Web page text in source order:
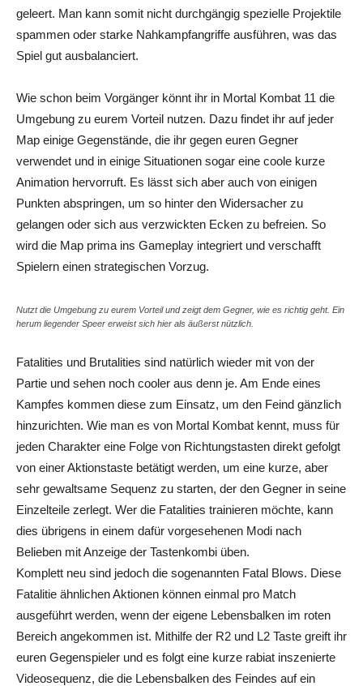
geleert. Man kann somit nicht durchgängig spezielle Projektile
spammen oder starke Nahkampfangriffe ausführen, was das
Spiel gut ausbalanciert.
Wie schon beim Vorgänger könnt ihr in Mortal Kombat 11 die
Umgebung zu eurem Vorteil nutzen. Dazu findet ihr auf jeder
Map einige Gegenstände, die ihr gegen euren Gegner
verwendet und in einige Situationen sogar eine coole kurze
Animation hervorruft. Es lässt sich aber auch von einigen
Punkten abspringen, um so hinter den Widersacher zu
gelangen oder sich aus verzwickten Ecken zu befreien. So
wird die Map prima ins Gameplay integriert und verschafft
Spielern einen strategischen Vorzug.
Nutzt die Umgebung zu eurem Vorteil und zeigt dem Gegner, wie es richtig geht. Ein
herum liegender Speer erweist sich hier als äußerst nützlich.
Fatalities und Brutalities sind natürlich wieder mit von der
Partie und sehen noch cooler aus denn je. Am Ende eines
Kampfes kommen diese zum Einsatz, um den Feind gänzlich
hinzurichten. Wie man es von Mortal Kombat kennt, muss für
jeden Charakter eine Folge von Richtungstasten direkt gefolgt
von einer Aktionstaste betätigt werden, um eine kurze, aber
sehr gewaltsame Sequenz zu starten, der den Gegner in seine
Einzelteile zerlegt. Wer die Fatalities trainieren möchte, kann
dies übrigens in einem dafür vorgesehenen Modi nach
Belieben mit Anzeige der Tastenkombi üben.
Komplett neu sind jedoch die sogenannten Fatal Blows. Diese
Fatalitie ähnlichen Aktionen können einmal pro Match
ausgeführt werden, wenn der eigene Lebensbalken im roten
Bereich angekommen ist. Mithilfe der R2 und L2 Taste greift ihr
euren Gegenspieler und es folgt eine kurze rabiat inszenierte
Videosequenz, die die Lebensbalken des Feindes auf ein